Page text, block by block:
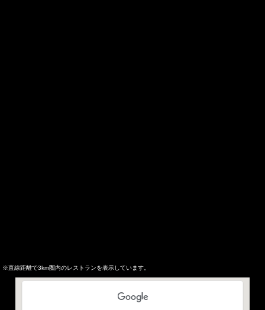
※直線距離で3km圏内のレストランを表示しています。